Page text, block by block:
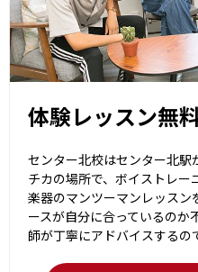
体験レッスン無
センター北校はセンター北駅
チカの場所で、ボイストレ
楽器のマンツーマンレッスン
ースが自分に合っているの
師が丁寧にアドバイスするの